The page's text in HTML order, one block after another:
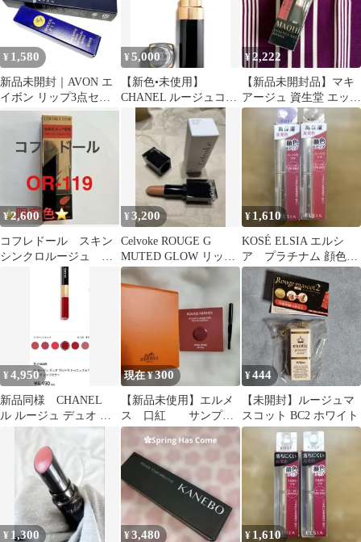
¥ 1,580
新品未開封｜AVON エ
イボン リップ3点セッ
ト 口紅 リップグロス
リキッド
¥5,000
【新色•未使用】
CHANEL ルージュココ
フラッシュ203 フルー
ティー
¥2,222
【新品未開封品】マキ
アージュ 資生堂 エッセ
ンスジェル ルージュ
PK393
¥2,600
コフレドール スキン
シンクロルージュ
OR-119生産終了品 限
定カラー 新品‼️
¥3,200
Celvoke ROUGE G
MUTED GLOW リッ
プ EX04
¥ 1,610
KOSÉ ELSIA エルシ
ア プラチナム 顔色ア
ップ エッセンスルージ
ュ ２本
¥4,950
新品同様 CHANEL
ル ルージュ デュオ ウ
ルトラ トゥニュ 正規
品 本物
現在 ¥300
【新品未使用】エルメ
ス 口紅 サンプ
ル 48番【貴重】
¥444
【未開封】ルージュマ
スコット BC2 ホワイト
¥ 1,300 ¥3,480 ¥ 1,610